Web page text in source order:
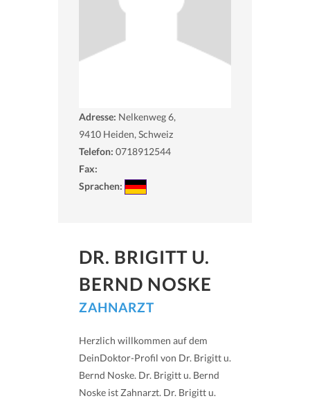
Adresse: Nelkenweg 6,
9410 Heiden, Schweiz
Telefon: 0718912544
Fax:
Sprachen:
DR. BRIGITT U.
BERND NOSKE
ZAHNARZT
Herzlich willkommen auf dem
DeinDoktor-Profil von Dr. Brigitt u.
Bernd Noske. Dr. Brigitt u. Bernd
Noske ist Zahnarzt. Dr. Brigitt u.